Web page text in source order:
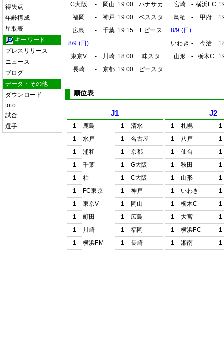
得失点
年齢構成
星取表
キーワード
プレスリリース
ニュース
ブログ
データ・その他
ダウンロード
toto
試合
選手
C大阪
- 岡山 19:00
ハナサカ
福岡
- 神戸 19:00
ベススタ
広島
- 千葉 19:15
Eピース
8/9 (日)
東京V
- 川崎 18:00
味スタ
長崎
- 京都 19:00 ピースタ
宮崎
- 横浜FC
鳥栖
- 甲府
8/9 (日)
いわき - 今治
山形
- 栃木C
順位表
J1
1 鹿島 1
清水
1
水戸 1
名古屋
1
浦和 1
京都
1
千葉 1
G大阪
1
柏 1
C大阪
1
FC東京 1
神戸
1
東京V 1
岡山
1
町田 1
広島
1
川崎 1
福岡
1
横浜FM 1 長崎
J2
1 札幌
1
1
八戸
1
1
仙台
1
1
秋田
1
1
山形
1
1
いわき
1
1
栃木C
1
1
大宮
1
1
横浜FC
1
1
湘南 1